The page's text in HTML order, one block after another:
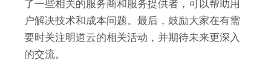
了一些相关的服务商和服务提供者，可以帮助用
户解决技术和成本问题。最后，鼓励大家在有需
要时关注明道云的相关活动，并期待未来更深入
的交流。